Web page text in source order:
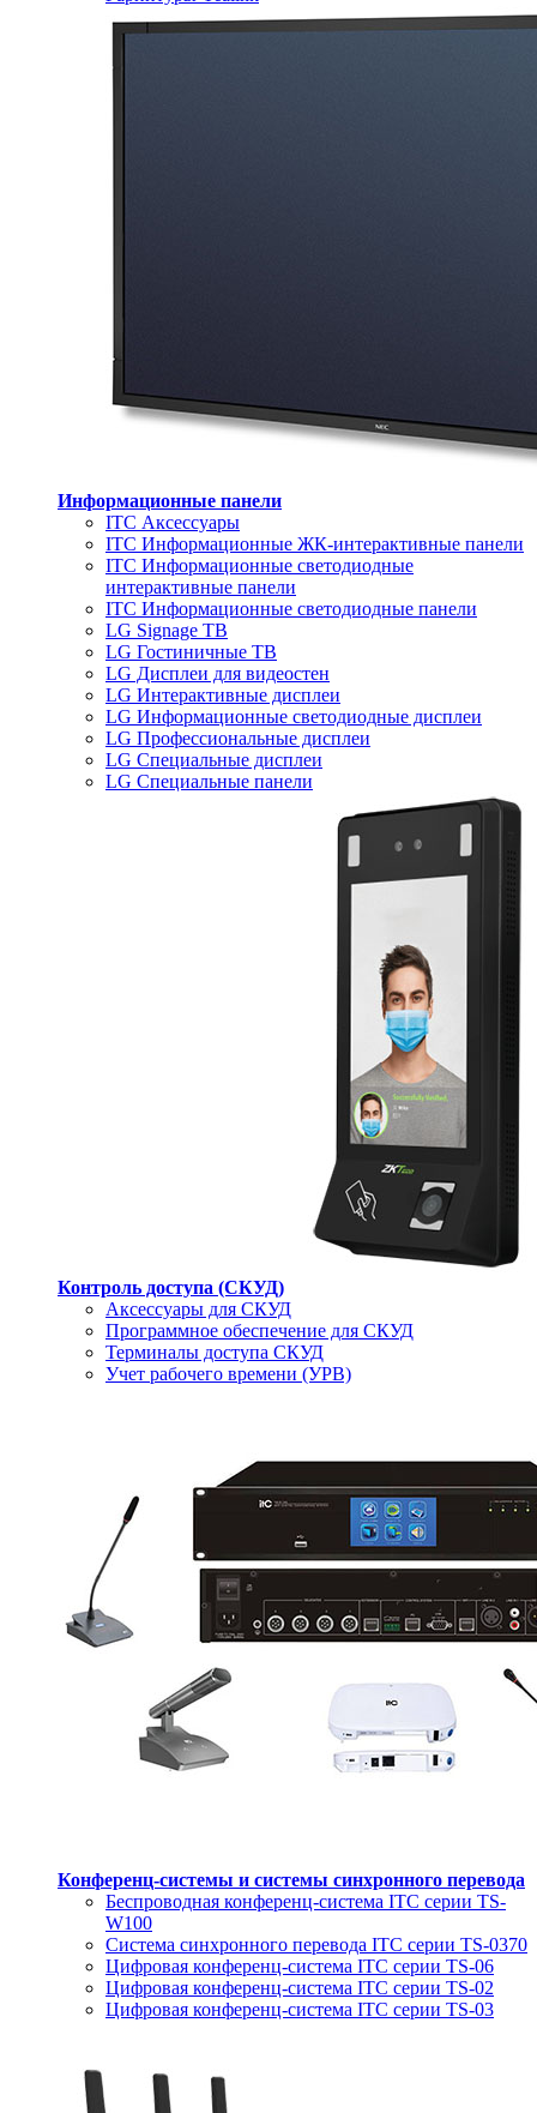
Информационные панели
ITC Аксессуары
ITC Информационные ЖК-интерактивные панели
ITC Информационные светодиодные
интерактивные панели
ITC Информационные светодиодные панели
LG Signage ТВ
LG Гостиничные ТВ
LG Дисплеи для видеостен
LG Интерактивные дисплеи
LG Информационные светодиодные дисплеи
LG Профессиональные дисплеи
LG Специальные дисплеи
LG Специальные панели
Контроль доступа (СКУД)
Аксессуары для СКУД
Программное обеспечение для СКУД
Терминалы доступа СКУД
Учет рабочего времени (УРВ)
Конференц-системы и системы синхронного перевода
Беспроводная конференц-система ITC серии TS-
W100
Система синхронного перевода ITC серии TS-0370
Цифровая конференц-система ITC серии TS-06
Цифровая конференц-система ITC серии TS-02
Цифровая конференц-система ITC серии TS-03